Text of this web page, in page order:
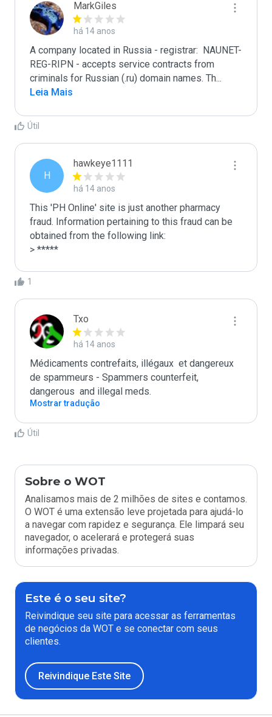
MarkGiles
há 14 anos
A company located in Russia - registrar:  NAUNET-
REG-RIPN - accepts service contracts from
criminals for Russian (.ru) domain names. Th...
Leia Mais
Útil
H
hawkeye1111
há 14 anos
This 'PH Online' site is just another pharmacy
fraud. Information pertaining to this fraud can be
obtained from the following link:
> *****
1
Txo
há 14 anos
Médicaments contrefaits, illégaux  et dangereux
de spammeurs - Spammers counterfeit,
dangerous  and illegal meds.
Mostrar tradução
Útil
Sobre o WOT
Analisamos mais de 2 milhões de sites e contamos.
O WOT é uma extensão leve projetada para ajudá-lo
a navegar com rapidez e segurança. Ele limpará seu
navegador, o acelerará e protegerá suas
informações privadas.
Este é o seu site?
Reivindique seu site para acessar as ferramentas
de negócios da WOT e se conectar com seus
clientes.
Reivindique Este Site